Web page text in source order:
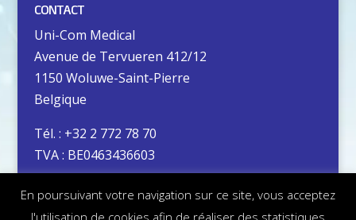
CONTACT
Uni-Com Medical
Avenue de Tervueren 412/12
1150 Woluwe-Saint-Pierre
Belgique
Tél. : +32 2 772 78 70
TVA : BE0463436603
Vie privée
En poursuivant votre navigation sur ce site, vous acceptez